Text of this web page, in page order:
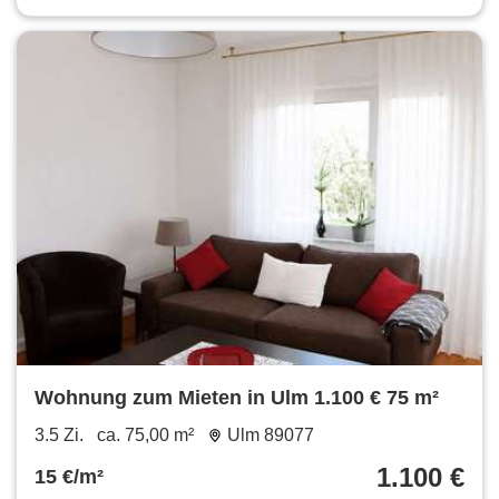
Wohnung zum Mieten in Ulm 1.100 € 75 m²
3.5 Zi. ca. 75,00 m² Ulm 89077
15 €/m² 1.100 €